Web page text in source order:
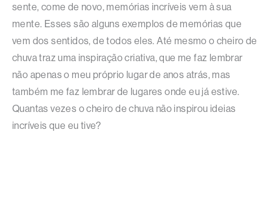
sente, come de novo, memórias incríveis vem à sua
mente. Esses são alguns exemplos de memórias que
vem dos sentidos, de todos eles. Até mesmo o cheiro de
chuva traz uma inspiração criativa, que me faz lembrar
não apenas o meu próprio lugar de anos atrás, mas
também me faz lembrar de lugares onde eu já estive.
Quantas vezes o cheiro de chuva não inspirou ideias
incríveis que eu tive?